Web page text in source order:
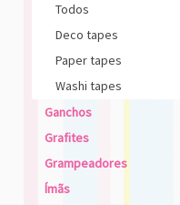
Todos
Deco tapes
Paper tapes
Washi tapes
Ganchos
Grafites
Grampeadores
Ímãs